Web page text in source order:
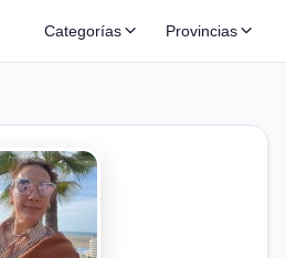
Categorías Provincias